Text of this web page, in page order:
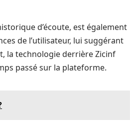
d’écoute, est également
de l’utilisateur, lui suggérant
la technologie derrière Zicinf
passé sur la plateforme.